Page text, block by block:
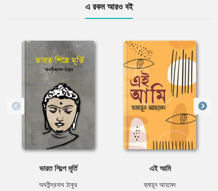
এ রকম আরও বই
ভারত শিল্পে মূর্তি
অবনীন্দ্রনাথ ঠাকুর
এই আমি
হুমায়ূন আহমেদ